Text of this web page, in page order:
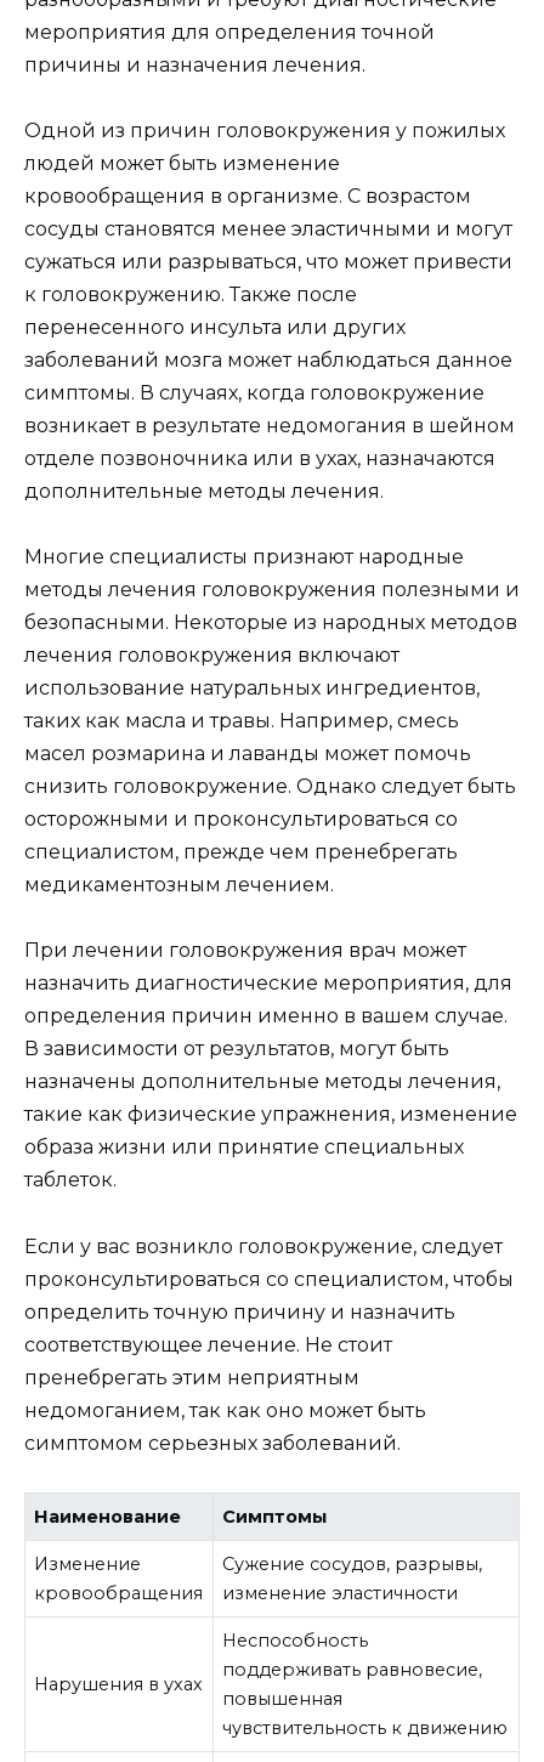
мероприятия для определения точной
причины и назначения лечения.
Одной из причин головокружения у пожилых
людей может быть изменение
кровообращения в организме. С возрастом
сосуды становятся менее эластичными и могут
сужаться или разрываться, что может привести
к головокружению. Также после
перенесенного инсульта или других
заболеваний мозга может наблюдаться данное
симптомы. В случаях, когда головокружение
возникает в результате недомогания в шейном
отделе позвоночника или в ухах, назначаются
дополнительные методы лечения.
Многие специалисты признают народные
методы лечения головокружения полезными и
безопасными. Некоторые из народных методов
лечения головокружения включают
использование натуральных ингредиентов,
таких как масла и травы. Например, смесь
масел розмарина и лаванды может помочь
снизить головокружение. Однако следует быть
осторожными и проконсультироваться со
специалистом, прежде чем пренебрегать
медикаментозным лечением.
При лечении головокружения врач может
назначить диагностические мероприятия, для
определения причин именно в вашем случае.
В зависимости от результатов, могут быть
назначены дополнительные методы лечения,
такие как физические упражнения, изменение
образа жизни или принятие специальных
таблеток.
Если у вас возникло головокружение, следует
проконсультироваться со специалистом, чтобы
определить точную причину и назначить
соответствующее лечение. Не стоит
пренебрегать этим неприятным
недомоганием, так как оно может быть
симптомом серьезных заболеваний.
Наименование Симптомы
Изменение
кровообращения
Сужение сосудов, разрывы,
изменение эластичности
Нарушения в ухах
Неспособность
поддерживать равновесие,
повышенная
чувствительность к движению